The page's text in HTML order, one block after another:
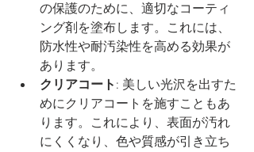
の保護のために、適切なコーティ
ング剤を塗布します。これには、
防水性や耐汚染性を高める効果が
あります。
クリアコート : 美しい光沢を出すた
めにクリアコートを施すこともあ
ります。これにより、表面が汚れ
にくくなり、色や質感が引き立ち